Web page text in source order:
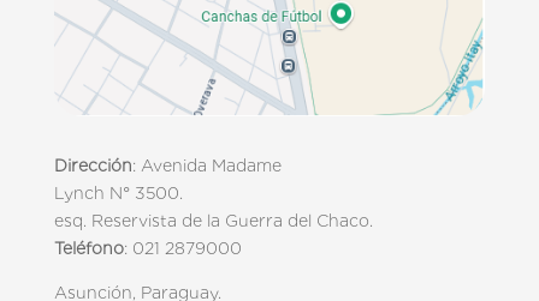
Dirección: Avenida Madame
Lynch N° 3500.
esq. Reservista de la Guerra del Chaco.
Teléfono: 021 2879000
Asunción, Paraguay.